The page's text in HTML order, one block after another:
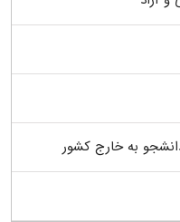
به خارج کشور